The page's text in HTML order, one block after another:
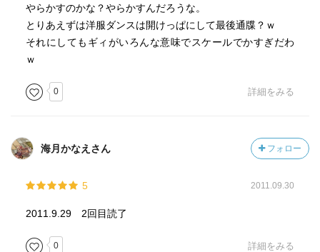
やらかすのかな？やらかすんだろうな。
とりあえずは洋服ダンスは開けっぱにして最後通牒？ｗ
それにしてもギィがいろんな意味でスケールでかすぎだわ
ｗ
0 詳細をみる
海月かなえさん フォロー
5 2011.09.30
2011.9.29 2回目読了
0 詳細をみる